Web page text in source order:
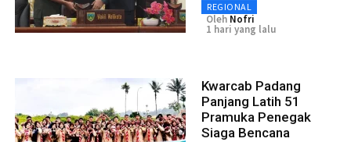
REGIONAL
Oleh Nofri
1 hari yang lalu
Kwarcab Padang
Panjang Latih 51
Pramuka Penegak
Siaga Bencana